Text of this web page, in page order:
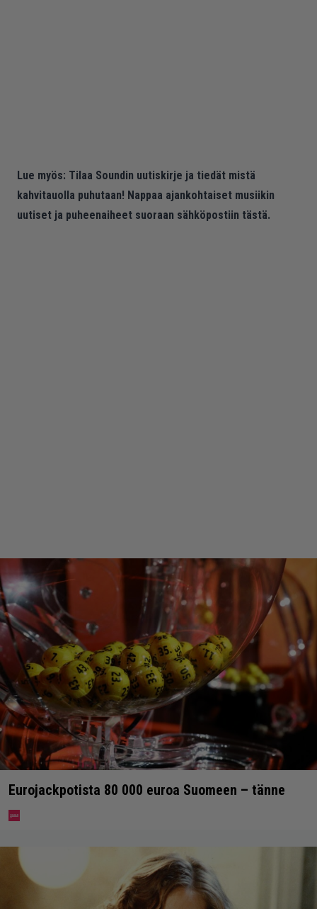
Lue myös: Tilaa Soundin uutiskirje ja tiedät mistä
kahvitauolla puhutaan! Nappaa ajankohtaiset musiikin
uutiset ja puheenaiheet suoraan sähköpostiin tästä.
Eurojackpotista 80 000 euroa Suomeen – tänne